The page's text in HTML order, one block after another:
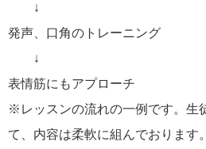
↓
発声、口角のトレーニング
↓
表情筋にもアプローチ
※レッスンの流れの一例です。生
て、内容は柔軟に組んでおります。